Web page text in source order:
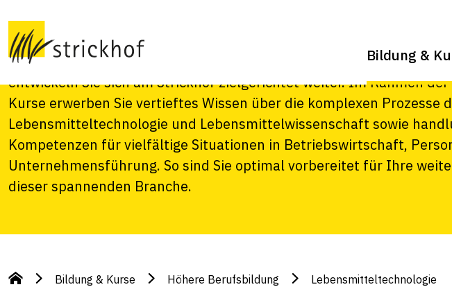
Bildung &
Lebensmitteltechnologie
Gestalten Sie Ihre berufliche Zukunft im Bereich
entwickeln Sie sich am Strickhof zielgerichtet weiter. Im Rahmen
Kurse erwerben Sie vertieftes Wissen über die komplexen Prozesse
Lebensmitteltechnologie und Lebensmittelwissenschaft sowie
Kompetenzen für vielfältige Situationen in Betriebswirtschaft,
Unternehmensführung. So sind Sie optimal vorbereitet für Ihre
dieser spannenden Branche.
Bildung & Kurse Höhere Berufsbildung Lebensmitteltechnologie